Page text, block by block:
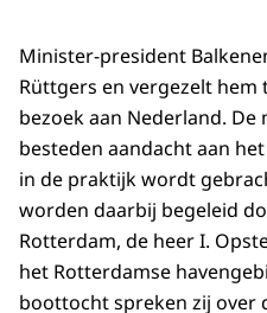
Minister-president
Rüttgers en vergezelt hem
bezoek aan Nederland.
besteden aandacht aan
in de praktijk wordt
worden daarbij begeleid
Rotterdam, de heer I.
het Rotterdamse
boottocht spreken zij over